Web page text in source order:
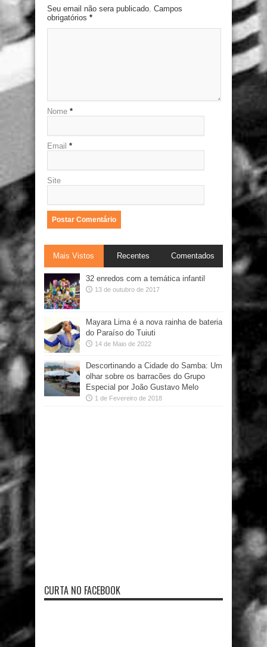
Seu email não sera publicado. Campos
obrigatórios *
Nome *
Email *
Site
Mais Vistos Recentes Comentados
32 enredos com a temática infantil
13 de outubro de 2017
Mayara Lima é a nova rainha de bateria
do Paraíso do Tuiuti
14 de Maio de 2022
Descortinando a Cidade do Samba: Um
olhar sobre os barracões do Grupo
Especial por João Gustavo Melo
1 de Fevereiro de 2018
CURTA NO FACEBOOK